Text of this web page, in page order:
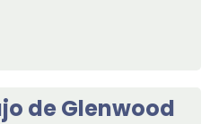
de Glenwood